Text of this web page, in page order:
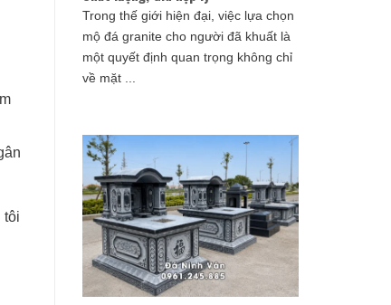
tôi
Trong thế giới hiện đại, việc lựa chọn
mộ đá granite cho người đã khuất là
một quyết định quan trọng không chỉ
về mặt ...